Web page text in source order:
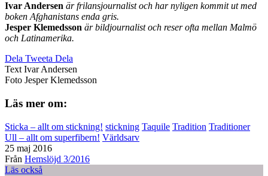
Ivar Andersen är frilansjournalist och har nyligen kommit ut med
boken Afghanistans enda gris.
Jesper Klemedsson är bildjournalist och reser ofta mellan Malmö
och Latinamerika.
Dela Tweeta Dela
TextIvar Andersen
Foto Jesper Klemedsson
Läs mer om:
Sticka – allt om stickning! stickning Taquile Tradition Traditioner
Ull – allt om superfibern! Världsarv
25 maj 2016
Från Hemslöjd 3/2016
Läs också